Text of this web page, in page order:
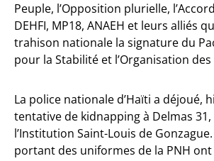
Peuple, l’Opposition plurielle,
DEHFI, MP18, ANAEH et leurs alliés
trahison nationale la signature du
pour la Stabilité et l’Organisation des
La police nationale d’Haïti a déjoué,
tentative de kidnapping à Delmas
l’Institution Saint-Louis de
portant des uniformes de la PNH